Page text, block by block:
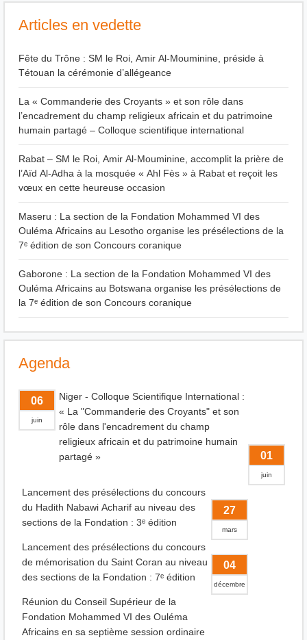
Articles en vedette
Fête du Trône : SM le Roi, Amir Al-Mouminine, préside à
Tétouan la cérémonie d’allégeance
La « Commanderie des Croyants » et son rôle dans
l’encadrement du champ religieux africain et du patrimoine
humain partagé – Colloque scientifique international
Rabat – SM le Roi, Amir Al-Mouminine, accomplit la prière de
l’Aïd Al-Adha à la mosquée « Ahl Fès » à Rabat et reçoit les
vœux en cette heureuse occasion
Maseru : La section de la Fondation Mohammed VI des
Ouléma Africains au Lesotho organise les présélections de la
7ᵉ édition de son Concours coranique
Gaborone : La section de la Fondation Mohammed VI des
Ouléma Africains au Botswana organise les présélections de
la 7ᵉ édition de son Concours coranique
Agenda
06
juin
Niger - Colloque Scientifique International :
« La "Commanderie des Croyants" et son
rôle dans l'encadrement du champ
religieux africain et du patrimoine humain
partagé »
01
juin
Lancement des présélections du concours
du Hadith Nabawi Acharif au niveau des
sections de la Fondation : 3ᵉ édition
27
mars
Lancement des présélections du concours
de mémorisation du Saint Coran au niveau
des sections de la Fondation : 7ᵉ édition
04
décembre
Réunion du Conseil Supérieur de la
Fondation Mohammed VI des Ouléma
Africains en sa septième session ordinaire